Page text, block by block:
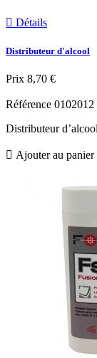
 Détails
Distributeur d'alcool
Prix 8,70 €
Référence 0102012
Distributeur
 Ajouter au panier